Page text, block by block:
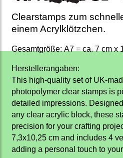
Clearstamps zum
einem Acrylklötzchen.
Gesamtgröße: A7 = ca. 7 cm x
Herstellerangaben:
This high-quality set of UK-
photopolymer clear stamps is
detailed impressions.
any clear acrylic block, these
precision for your crafting
7,3x10,25 cm and includes 4
adding a personal touch to